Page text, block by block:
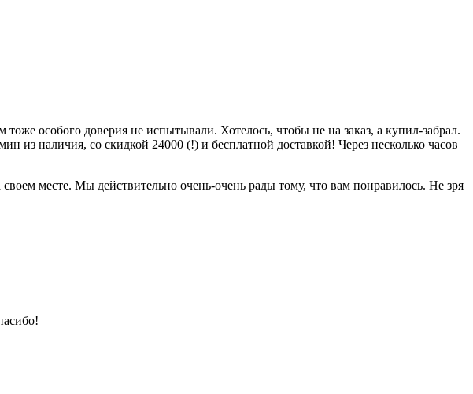
особого доверия не испытывали. Хотелось, чтобы не на заказ, а купил-забрал.
наличия, со скидкой 24000 (!) и бесплатной доставкой! Через несколько часов
месте. Мы действительно очень-очень рады тому, что вам понравилось. Не зря